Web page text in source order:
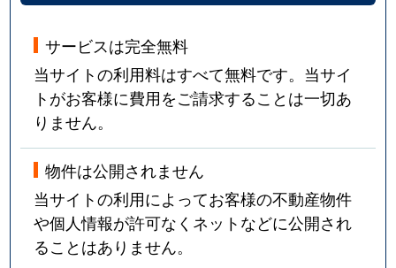
サービスは完全無料
当サイトの利用料はすべて無料です。当サイ
トがお客様に費用をご請求することは一切あ
りません。
物件は公開されません
当サイトの利用によってお客様の不動産物件
や個人情報が許可なくネットなどに公開され
ることはありません。